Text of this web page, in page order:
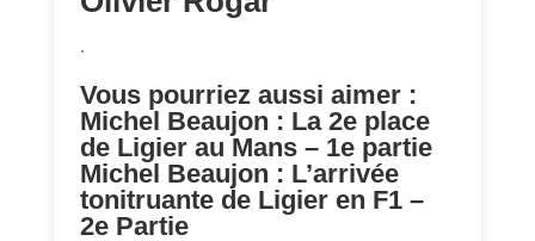
.
Vous pourriez aussi aimer :
Michel Beaujon : La 2e place
de Ligier au Mans – 1e partie
Michel Beaujon : L’arrivée
tonitruante de Ligier en F1 –
2e Partie